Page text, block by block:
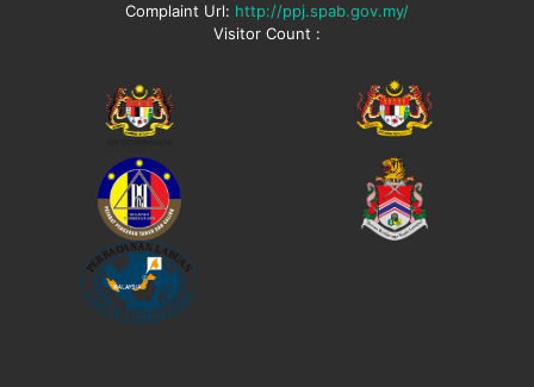
Complaint Url: http://ppj.spab.gov.my/
Visitor Count :